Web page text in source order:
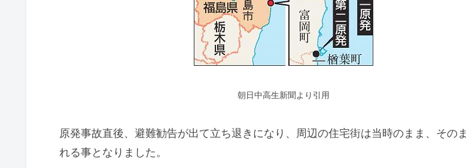
朝日中高生新聞より引用
原発事故直後、避難勧告が出て立ち退きになり、周辺の住宅街は当時のまま、その
れる事となりました。